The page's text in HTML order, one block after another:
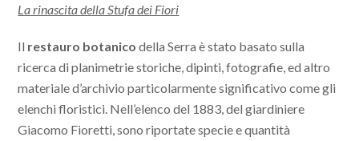
La rinascita della Stufa dei Fiori
Il restauro botanico della Serra è stato basato sulla
ricerca di planimetrie storiche, dipinti, fotografie, ed altro
materiale d’archivio particolarmente significativo come gli
elenchi floristici. Nell’elenco del 1883, del giardiniere
Giacomo Fioretti, sono riportate specie e quantità